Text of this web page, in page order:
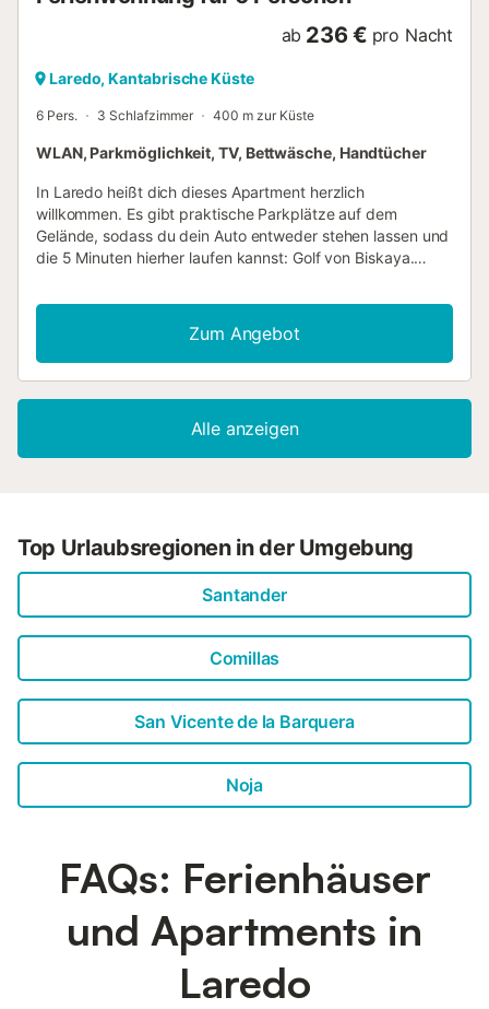
ab 236 € pro Nacht
Laredo, Kantabrische Küste
6 Pers. 3 Schlafzimmer 400 m zur Küste
WLAN, Parkmöglichkeit, TV, Bettwäsche, Handtücher
In Laredo heißt dich dieses Apartment herzlich
willkommen. Es gibt praktische Parkplätze auf dem
Gelände, sodass du dein Auto entweder stehen lassen und
die 5 Minuten hierher laufen kannst: Golf von Biskaya.
Minuten zu dieser Sehenswürdigkeit: Strand von Laredo.
In der Küche gibt es einen Ofen, eine Herdplatte und einen
Kühlschrank sowie eine Kaffeemaschine, eine Mikrowelle
und Kochgeschirr/Geschirr/Besteck. Dank der Ausstattung
gehören ein Haartrockner, Handtücher und Toilettenpapier.
Und da eine Wäscherei vorhanden ist, kannst du Gepäck
Bügeleisen/Bügelbrett und Heizung....
Zum Angebot
Alle anzeigen
Top Urlaubsregionen in der Umgebung
Santander
Comillas
San Vicente de la Barquera
Noja
FAQs: Ferienhäuser
und Apartments in
Laredo